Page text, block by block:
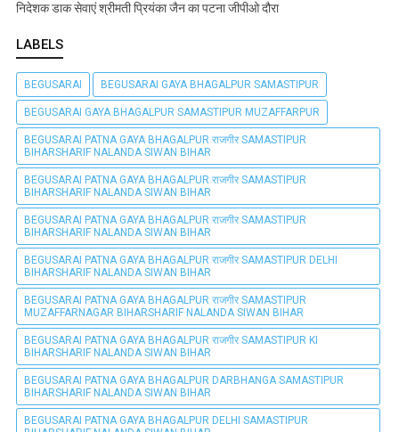
निदेशक डाक सेवाएं श्रीमती प्रियंका जैन का पटना जीपीओ दौरा
LABELS
BEGUSARAI BEGUSARAI GAYA BHAGALPUR SAMASTIPUR
BEGUSARAI GAYA BHAGALPUR SAMASTIPUR MUZAFFARPUR
BEGUSARAI PATNA GAYA BHAGALPUR राजगीर SAMASTIPUR
BIHARSHARIF NALANDA SIWAN BIHAR
BEGUSARAI PATNA GAYA BHAGALPUR राजगीर SAMASTIPUR
BIHARSHARIF NALANDA SIWAN BIHAR
BEGUSARAI PATNA GAYA BHAGALPUR राजगीर SAMASTIPUR
BIHARSHARIF NALANDA SIWAN BIHAR
BEGUSARAI PATNA GAYA BHAGALPUR राजगीर SAMASTIPUR DELHI
BIHARSHARIF NALANDA SIWAN BIHAR
BEGUSARAI PATNA GAYA BHAGALPUR राजगीर SAMASTIPUR
MUZAFFARNAGAR BIHARSHARIF NALANDA SIWAN BIHAR
BEGUSARAI PATNA GAYA BHAGALPUR राजगीर SAMASTIPUR KI
BIHARSHARIF NALANDA SIWAN BIHAR
BEGUSARAI PATNA GAYA BHAGALPUR DARBHANGA SAMASTIPUR
BIHARSHARIF NALANDA SIWAN BIHAR
BEGUSARAI PATNA GAYA BHAGALPUR DELHI SAMASTIPUR